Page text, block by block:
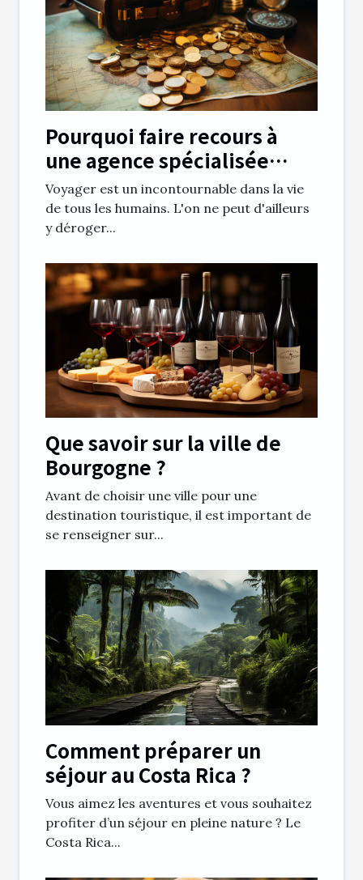
Pourquoi faire recours à
une agence spécialisée
dans les documents de
voyage?
Voyager est un incontournable dans la vie
de tous les humains. L'on ne peut d'ailleurs
y déroger...
Que savoir sur la ville de
Bourgogne ?
Avant de choisir une ville pour une
destination touristique, il est important de
se renseigner sur...
Comment préparer un
séjour au Costa Rica ?
Vous aimez les aventures et vous souhaitez
profiter d’un séjour en pleine nature ? Le
Costa Rica...